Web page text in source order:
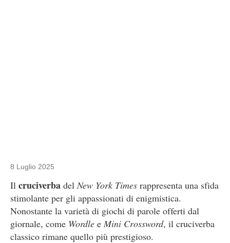
8 Luglio 2025
Il cruciverba delNew York Times rappresenta una sfida
stimolante per gli appassionati di enigmistica.
Nonostante la varietà di giochi di parole offerti dal
giornale, come Wordle e Mini Crossword, il cruciverba
classico rimane quello più prestigioso.